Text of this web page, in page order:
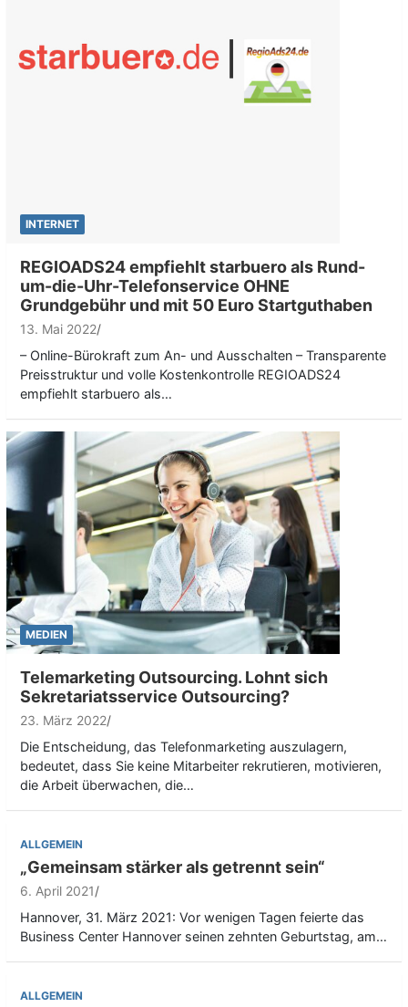
INTERNET
REGIOADS24 empfiehlt starbuero als Rund-
um-die-Uhr-Telefonservice OHNE
Grundgebühr und mit 50 Euro Startguthaben
13. Mai 2022
– Online-Bürokraft zum An- und Ausschalten – Transparente
Preisstruktur und volle Kostenkontrolle REGIOADS24
empfiehlt starbuero als…
MEDIEN
Telemarketing Outsourcing. Lohnt sich
Sekretariatsservice Outsourcing?
23. März 2022
Die Entscheidung, das Telefonmarketing auszulagern,
bedeutet, dass Sie keine Mitarbeiter rekrutieren, motivieren,
die Arbeit überwachen, die…
ALLGEMEIN
„Gemeinsam stärker als getrennt sein“
6. April 2021
Hannover, 31. März 2021: Vor wenigen Tagen feierte das
Business Center Hannover seinen zehnten Geburtstag, am…
ALLGEMEIN